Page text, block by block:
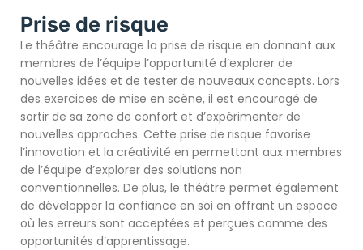
Prise de risque
Le théâtre encourage la prise de risque en donnant aux
membres de l’équipe l’opportunité d’explorer de
nouvelles idées et de tester de nouveaux concepts. Lors
des exercices de mise en scène, il est encouragé de
sortir de sa zone de confort et d’expérimenter de
nouvelles approches. Cette prise de risque favorise
l’innovation et la créativité en permettant aux membres
de l’équipe d’explorer des solutions non
conventionnelles. De plus, le théâtre permet également
de développer la confiance en soi en offrant un espace
où les erreurs sont acceptées et perçues comme des
opportunités d’apprentissage.